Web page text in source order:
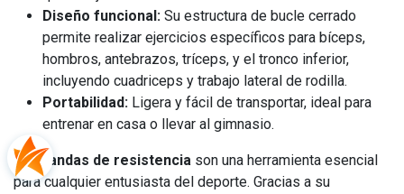
Diseño funcional: Su estructura de bucle cerrado
permite realizar ejercicios específicos para bíceps,
hombros, antebrazos, tríceps, y el tronco inferior,
incluyendo cuadriceps y trabajo lateral de rodilla.
Portabilidad: Ligera y fácil de transportar, ideal para
entrenar en casa o llevar al gimnasio.
Lasbandas de resistencia son una herramienta esencial
para cualquier entusiasta del deporte. Gracias a su